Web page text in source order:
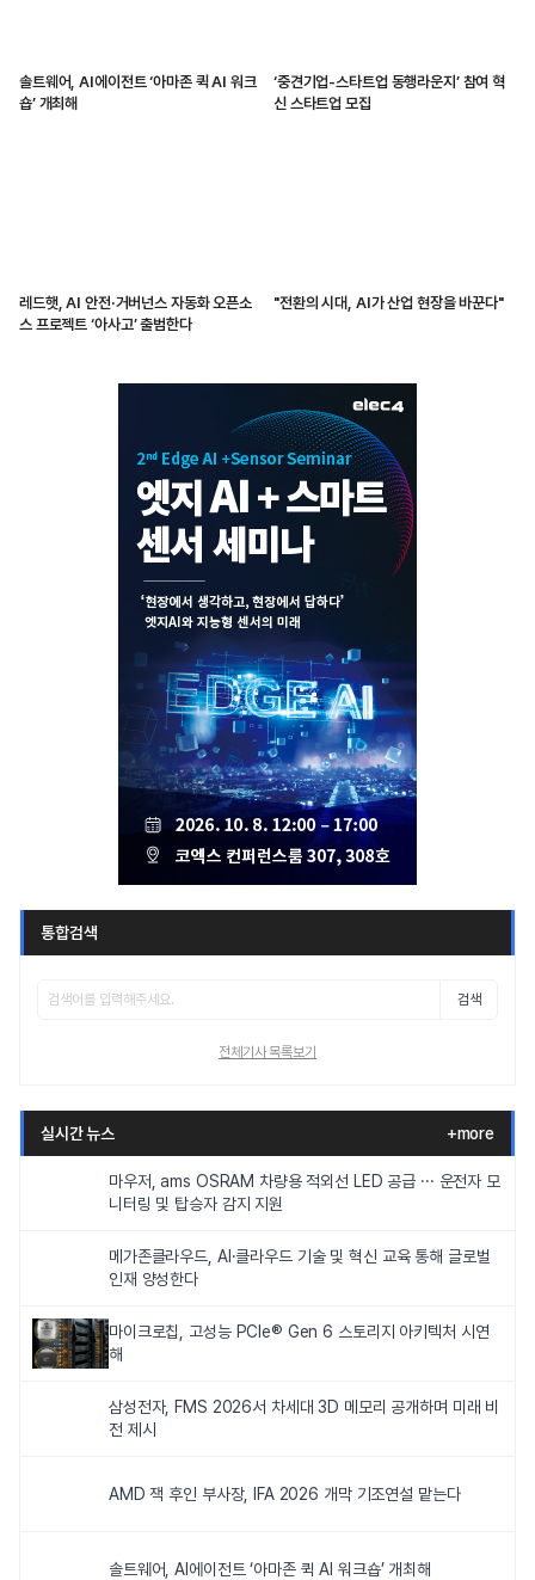
솔트웨어, AI에이전트 ‘아마존 퀵 AI 워크
숍’ 개최해
‘중견기업-스타트업 동행라운지’ 참여 혁
신 스타트업 모집
레드햇, AI 안전·거버넌스 자동화 오픈소
스 프로젝트 ‘아사고’ 출범한다
"전환의 시대, AI가 산업 현장을 바꾼다"
통합검색
검색
전체기사 목록보기
실시간 뉴스 +more
마우저, ams OSRAM 차량용 적외선 LED 공급 ··· 운전자 모
니터링 및 탑승자 감지 지원
메가존클라우드, AI·클라우드 기술 및 혁신 교육 통해 글로벌
인재 양성한다
마이크로칩, 고성능 PCIe® Gen 6 스토리지 아키텍처 시연
해
삼성전자, FMS 2026서 차세대 3D 메모리 공개하며 미래 비
전 제시
AMD 잭 후인 부사장, IFA 2026 개막 기조연설 맡는다
솔트웨어, AI에이전트 ‘아마존 퀵 AI 워크숍’ 개최해